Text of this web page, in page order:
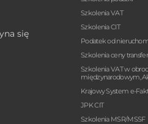
się
Szkolenia VAT
Szkolenia CIT
Podatek od
Szkolenia ceny
Szkolenia VAT w
międzynarodowym,
Krajowy System e-
JPK CIT
Szkolenia MSR/MSSF